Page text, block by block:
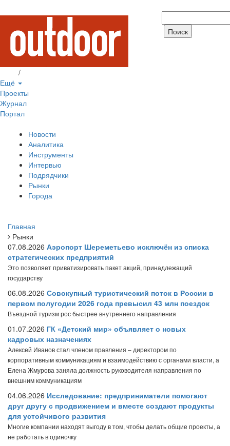
/
Ещё
Проекты
Журнал
Портал
Новости
Аналитика
Инструменты
Интервью
Подрядчики
Рынки
Города
Главная
Рынки
07.08.2026 Аэропорт Шереметьево исключён из списка
стратегических предприятий
Это позволяет приватизировать пакет акций, принадлежащий
государству
06.08.2026 Совокупный туристический поток в России в
первом полугодии 2026 года превысил 43 млн поездок
Въездной туризм рос быстрее внутреннего направления
01.07.2026 ГК «Детский мир» объявляет о новых
кадровых назначениях
Алексей Иванов стал членом правления – директором по
корпоративным коммуникациям и взаимодействию с органами власти, а
Елена Жмурова заняла должность руководителя направления по
внешним коммуникациям
04.06.2026 Исследование: предприниматели помогают
друг другу с продвижением и вместе создают продукты
для устойчивого развития
Многие компании находят выгоду в том, чтобы делать общие проекты, а
не работать в одиночку